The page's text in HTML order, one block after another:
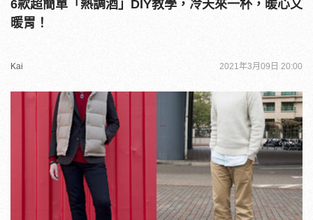
6款超簡單「熱調酒」DIY教學，冷天來一杯，暖心又
暖胃！
Kai 2021年3月09日 20:00